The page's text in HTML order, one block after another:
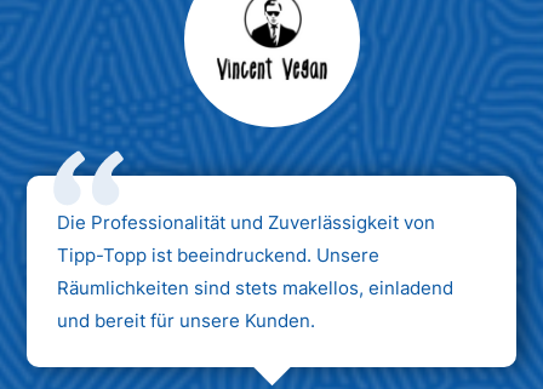
Max Mustermann
Unternehmen AG
Die Professionalität und Zuverlässigkeit von
Tipp-Topp ist beeindruckend. Unsere
Räumlichkeiten sind stets makellos, einladend
und bereit für unsere Kunden.